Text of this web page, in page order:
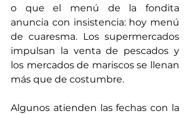
o que el menú de la fondita
anuncia con insistencia: hoy menú
de cuaresma. Los supermercados
impulsan la venta de pescados y
los mercados de mariscos se llenan
más que de costumbre.
Algunos atienden las fechas con la